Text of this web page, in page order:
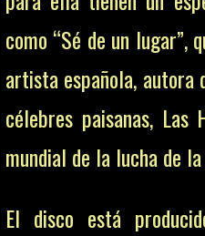
como “Sé de un lugar”,
artista española, autora
célebres paisanas, Las
mundial de la lucha de
El disco está